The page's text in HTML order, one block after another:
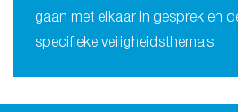
gaan met elkaar in gesprek en
specifieke veiligheidsthema’s.